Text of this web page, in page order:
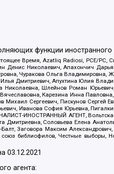
функции иностранного
Время, Azatliq Radiosi, PCE/PC,
Денис Николаевич, Апахончич
Чуракова Ольга Владимировна,
Дмитриевич, Апухтина Юлия
Шлейнов Роман
Карезина Инна
Сергеевич, Пискунов Сергей
Иванова София Юрьевна,
ИНОСТРАННЫЙ АГЕНТ,
Дмитриевна, Соловьева Елена
Заговора Максим
библиофилов, Честные выборы,
03.12.2021
агента: